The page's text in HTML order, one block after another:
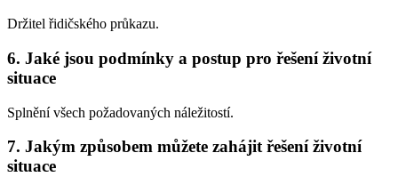
Držitel řidičského průkazu.
6. Jaké jsou podmínky a postup pro řešení životní
situace
Splnění všech požadovaných náležitostí.
7. Jakým způsobem můžete zahájit řešení životní
situace